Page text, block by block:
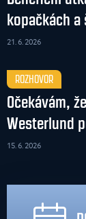
kopačkách
21. 6. 2026
ROZHOVOR
Očekávám,
Westerlund
15. 6. 2026